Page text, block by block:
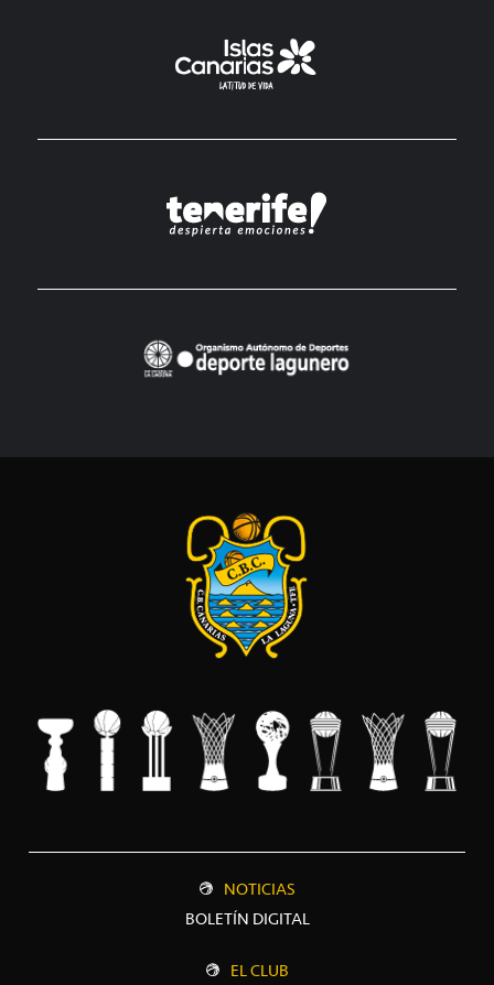
NOTICIAS
BOLETÍN DIGITAL
EL CLUB